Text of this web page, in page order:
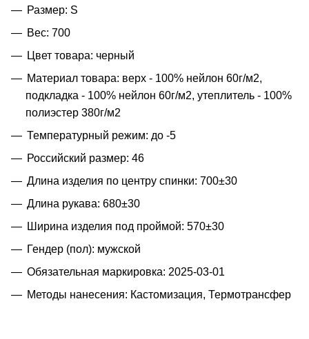
Размер: S
Вес: 700
Цвет товара: черный
Материал товара: верх - 100% нейлон 60г/м2,
подкладка - 100% нейлон 60г/м2, утеплитель - 100%
полиэстер 380г/м2
Температурный режим: до -5
Российский размер: 46
Длина изделия по центру спинки: 700±30
Длина рукава: 680±30
Ширина изделия под проймой: 570±30
Гендер (пол): мужской
Обязательная маркировка: 2025-03-01
Методы нанесения: Кастомизация, Термотрансфер